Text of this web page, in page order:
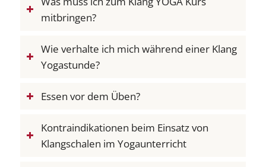
mitbringen?
Wie verhalte ich mich während einer Klang
Yogastunde?
Essen vor dem Üben?
Kontraindikationen beim Einsatz von
Klangschalen im Yogaunterricht